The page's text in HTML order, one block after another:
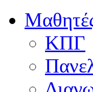
ΚΠΓ